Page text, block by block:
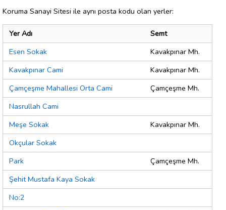
Koruma Sanayi Sitesi ile aynı posta kodu olan yerler:
Yer Adı
Semt
Esen Sokak
Kavakpınar Mh.
Kavakpınar Cami
Kavakpınar Mh.
Çamçeşme Mahallesi Orta Cami
Çamçeşme Mh.
Nasrullah Cami
Meşe Sokak
Kavakpınar Mh.
Okçular Sokak
Park
Çamçeşme Mh.
Şehit Mustafa Kaya Sokak
No:2